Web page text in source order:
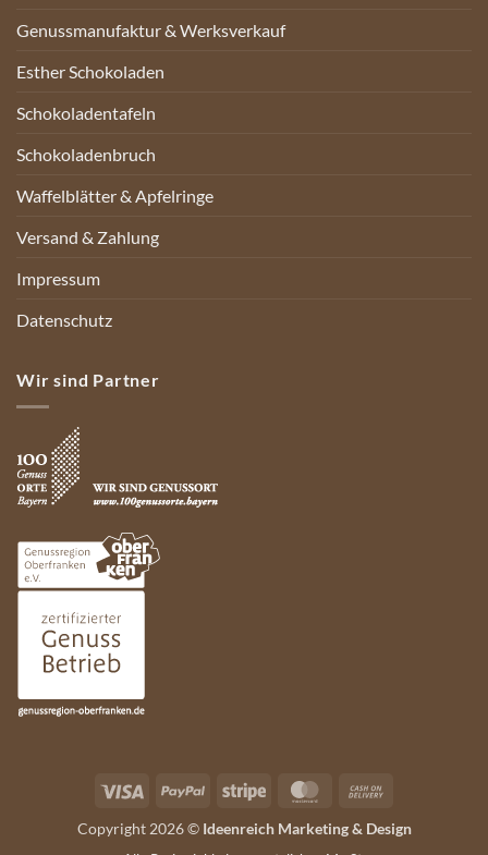
Genussmanufaktur & Werksverkauf
Esther Schokoladen
Schokoladentafeln
Schokoladenbruch
Waffelblätter & Apfelringe
Versand & Zahlung
Impressum
Datenschutz
Wir sind Partner
Visa PayPal Stripe MasterCard
Delivery
Copyright 2026 © Ideenreich Marketing & Design